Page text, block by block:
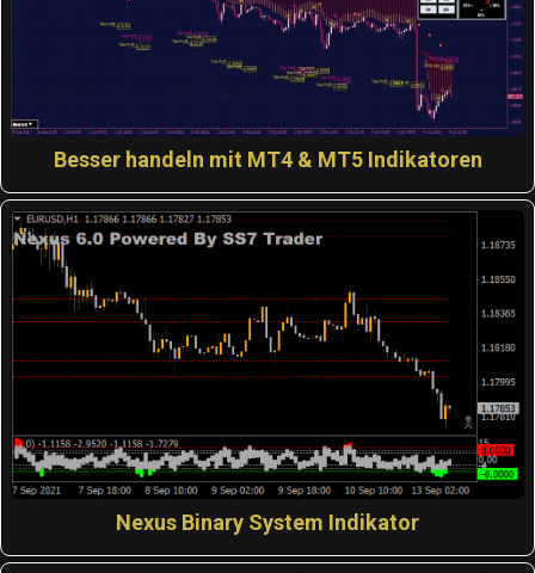
Besser handeln mit MT4 & MT5 Indikatoren
Nexus Binary System Indikator